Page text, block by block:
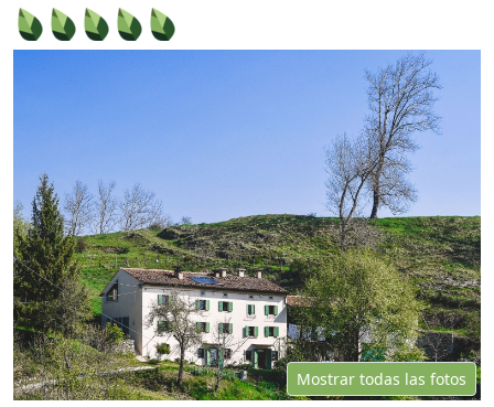
Mostrar todas las fotos